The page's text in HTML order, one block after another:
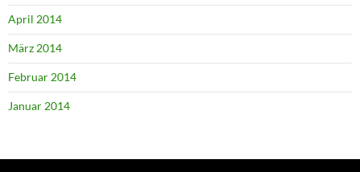
April 2014
März 2014
Februar 2014
Januar 2014